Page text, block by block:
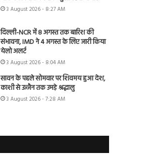
3 August 2026 - 8:27 AM
दिल्ली-NCR में 8 अगस्त तक बारिश की
संभावना, IMD ने 4 अगस्त के लिए जारी किया
येलो अलर्ट
3 August 2026 - 8:04 AM
सावन के पहले सोमवार पर शिवमय हुआ देश,
काशी से उज्जैन तक उमड़े श्रद्धालु
3 August 2026 - 7:28 AM